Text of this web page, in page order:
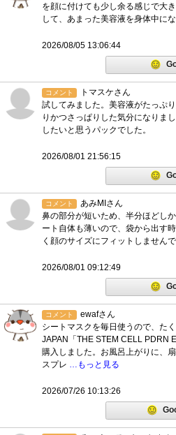
を顔に付けても少し余る感じで大
して、あまった美容液を身体中にな
2026/08/05 13:06:44
コメント
トマスケさん
試してみました。美容液がたっぷ
りかつさっぱりした気分になりま
したいと思うパックでした。
2026/08/01 21:56:15
コメント
あみMIさん
鼻の部分が短いため、半分ほどし
ート自体も薄いので、袋から出す
く顔のサイズにフィットしませんで
2026/08/01 09:12:49
コメント
ewafさん
シートマスクを毎日使うので、た
JAPAN「THE STEM CELL PDRN
購入しました。お風呂上がりに、
スプレ …もっと見る
2026/07/26 10:13:26